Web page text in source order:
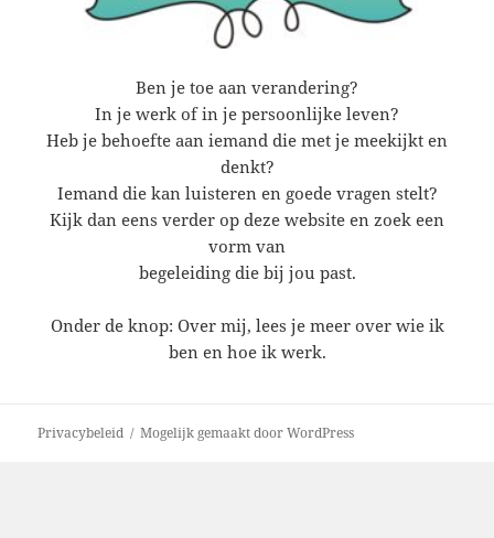
Ben je toe aan verandering?
In je werk of in je persoonlijke leven?
Heb je behoefte aan iemand die met je meekijkt en
denkt?
Iemand die kan luisteren en goede vragen stelt?
Kijk dan eens verder op deze website en zoek een
vorm van
begeleiding die bij jou past.
Onder de knop: Over mij, lees je meer over wie ik
ben en hoe ik werk.
Privacybeleid Mogelijk gemaakt door WordPress